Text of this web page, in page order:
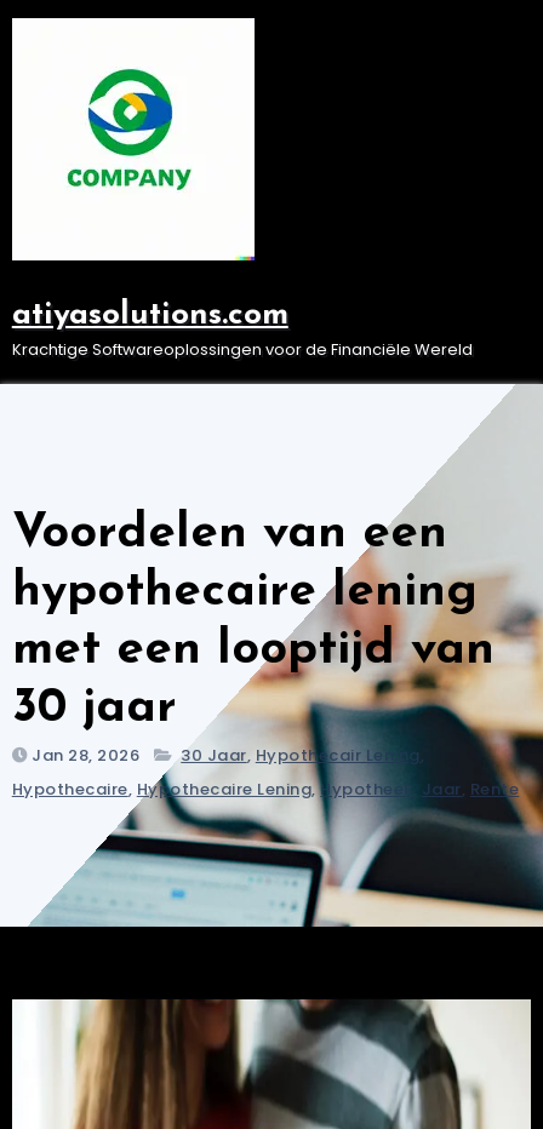
Ga
atiyasolutions.com
Krachtige Softwareoplossingen voor de Financiële Wereld
Voordelen van een
hypothecaire lening
met een looptijd van
30 jaar
Jan 28, 2026 30 Jaar, Hypothecair Lening,
Hypothecaire, Hypothecaire Lening,Hypotheek Jaar, Rente